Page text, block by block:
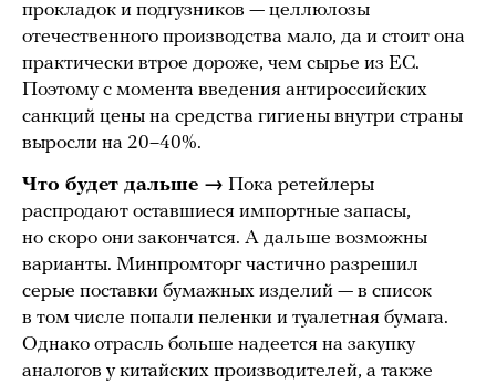
прокладок и подгузников — целлюлозы
отечественного производства мало, да и стоит она
практически втрое дороже, чем сырье из ЕС.
Поэтому с момента введения антироссийских
санкций цены на средства гигиены внутри страны
выросли на 20–40%.
Что будет дальше → Пока ретейлеры
распродают оставшиеся импортные запасы,
но скоро они закончатся. А дальше возможны
варианты. Минпромторг частично разрешил
серые поставки бумажных изделий — в список
в том числе попали пеленки и туалетная бумага.
Однако отрасль больше надеется на закупку
аналогов у китайских производителей, а также